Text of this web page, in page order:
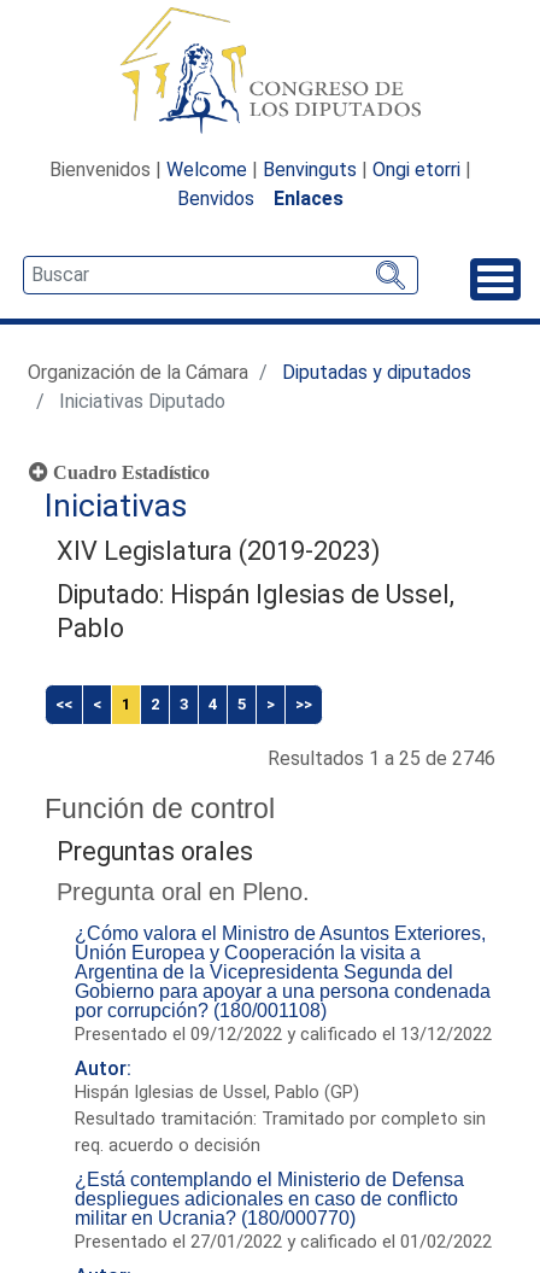
Bienvenidos | Welcome | Benvinguts | Ongi etorri |
Benvidos
Enlaces
Organización de la Cámara
Diputadas y diputados
Iniciativas Diputado
Cuadro Estadístico
Iniciativas
XIV Legislatura (2019-2023)
Diputado: Hispán Iglesias de Ussel,
Pablo
<< < 1 2 3 4 5 > >>
Resultados 1 a 25 de 2746
Función de control
Preguntas orales
Pregunta oral en Pleno.
¿Cómo valora el Ministro de Asuntos Exteriores,
Unión Europea y Cooperación la visita a
Argentina de la Vicepresidenta Segunda del
Gobierno para apoyar a una persona condenada
por corrupción? (180/001108)
Presentado el 09/12/2022 y calificado el 13/12/2022
Autor:
Hispán Iglesias de Ussel, Pablo (GP)
Resultado tramitación: Tramitado por completo sin
req. acuerdo o decisión
¿Está contemplando el Ministerio de Defensa
despliegues adicionales en caso de conflicto
militar en Ucrania? (180/000770)
Presentado el 27/01/2022 y calificado el 01/02/2022